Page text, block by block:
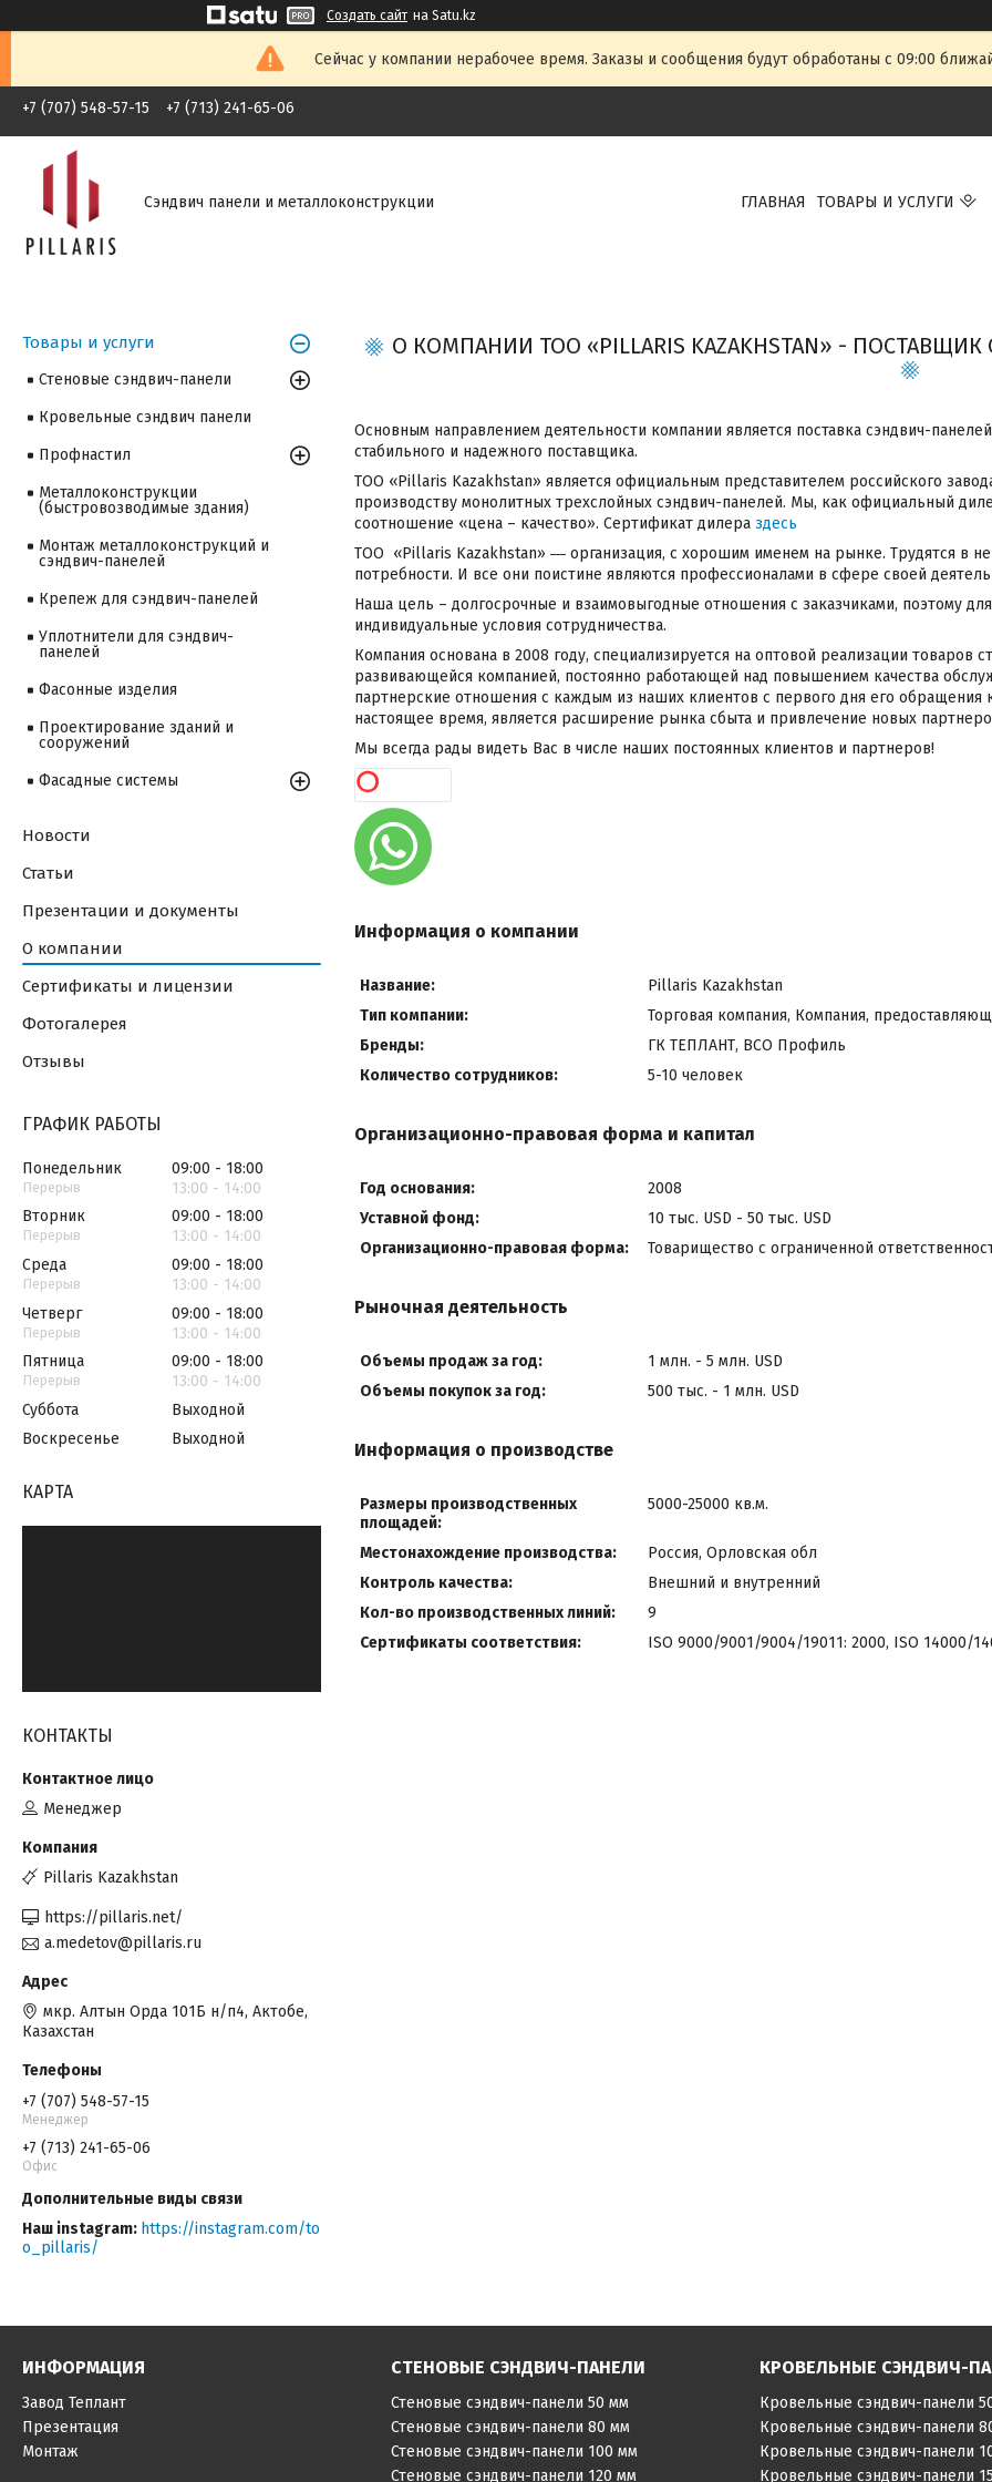
Создать сайт на Satu.kz
Сейчас у компании нерабочее время. Заказы и сообщения будут обработаны с 09:00
+7 (707) 548-57-15 +7 (713) 241-65-06
Сэндвич панели и металлоконструкции ГЛАВНАЯ ТОВАРЫ И УСЛУГИ
О КОМПАНИИ ТОО «PILLARIS KAZAKHSTAN» -
Основным направлением деятельности компании является поставка сэндвич-
стабильного и надежного поставщика.
ТОО «Pillaris Kazakhstan» является официальным представителем российского
производству монолитных трехслойных сэндвич-панелей. Мы, как официальный
соотношение «цена – качество». Сертификат дилера здесь
ТОО «Pillaris Kazakhstan» ― организация, с хорошим именем на рынке. Трудятся в
потребности. И все они поистине являются профессионалами в сфере своей
Наша цель – долгосрочные и взаимовыгодные отношения с заказчиками, поэтому
индивидуальные условия сотрудничества.
Компания основана в 2008 году, специализируется на оптовой реализации товаров
развивающейся компанией, постоянно работающей над повышением качества
партнерские отношения с каждым из наших клиентов с первого дня его
настоящее время, является расширение рынка сбыта и привлечение новых
Мы всегда рады видеть Вас в числе наших постоянных клиентов и партнеров!
Информация о компании
Название:
Pillaris Kazakhstan
Тип компании:
Торговая компания, Компания,
Бренды:
ГК ТЕПЛАНТ, ВСО Профиль
Количество сотрудников:
5-10 человек
Организационно-правовая форма и капитал
Год основания:
2008
Уставной фонд:
10 тыс. USD - 50 тыс. USD
Организационно-правовая форма:
Товарищество с ограниченной
Рыночная деятельность
Объемы продаж за год:
1 млн. - 5 млн. USD
Объемы покупок за год:
500 тыс. - 1 млн. USD
Информация о производстве
Размеры производственных
площадей:
5000-25000 кв.м.
Местонахождение производства:
Россия, Орловская обл
Контроль качества:
Внешний и внутренний
Кол-во производственных линий:
9
Сертификаты соответствия:
ISO 9000/9001/9004/19011: 2000, ISO 14000/
Товары и услуги
Стеновые сэндвич-панели
Кровельные сэндвич панели
Профнастил
Металлоконструкции
(быстровозводимые здания)
Монтаж металлоконструкций и
сэндвич-панелей
Крепеж для сэндвич-панелей
Уплотнители для сэндвич-
панелей
Фасонные изделия
Проектирование зданий и
сооружений
Фасадные системы
Новости
Статьи
Презентации и документы
О компании
Сертификаты и лицензии
Фотогалерея
Отзывы
ГРАФИК РАБОТЫ
Понедельник 09:00
18:00
13:00
14:00
Вторник
09:00
18:00
13:00
14:00
Среда
09:00
18:00
13:00
14:00
Четверг
09:00
18:00
13:00
14:00
Пятница
09:00
18:00
13:00
14:00
Суббота
Выходной
Воскресенье
Выходной
КАРТА
КОНТАКТЫ
Менеджер
Pillaris Kazakhstan
https://pillaris.net/
a.medetov@pillaris.ru
мкр. Алтын Орда 101Б н/п4, Актобе,
Казахстан
+7 (707) 548-57-15
Менеджер
+7 (713) 241-65-06
Офис
Наш instagram https://instagram.com/to
o_pillaris/
ИНФОРМАЦИЯ
Завод Теплант
Презентация
Монтаж
СТЕНОВЫЕ СЭНДВИЧ-ПАНЕЛИ
Стеновые сэндвич-панели 50 мм
Стеновые сэндвич-панели 80 мм
Стеновые сэндвич-панели 100 мм
Стеновые сэндвич-панели 120 мм
КРОВЕЛЬНЫЕ СЭНДВИЧ-
Кровельные сэндвич-панели
Кровельные сэндвич-панели
Кровельные сэндвич-панели
Кровельные сэндвич-панели